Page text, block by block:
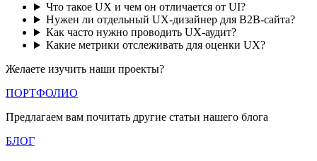
Что такое UX и чем он отличается от UI?
Нужен ли отдельный UX-дизайнер для B2B-сайта?
Как часто нужно проводить UX-аудит?
Какие метрики отслеживать для оценки UX?
Желаете изучить наши проекты?
ПОРТФОЛИО
Предлагаем вам почитать другие статьи нашего блога
БЛОГ